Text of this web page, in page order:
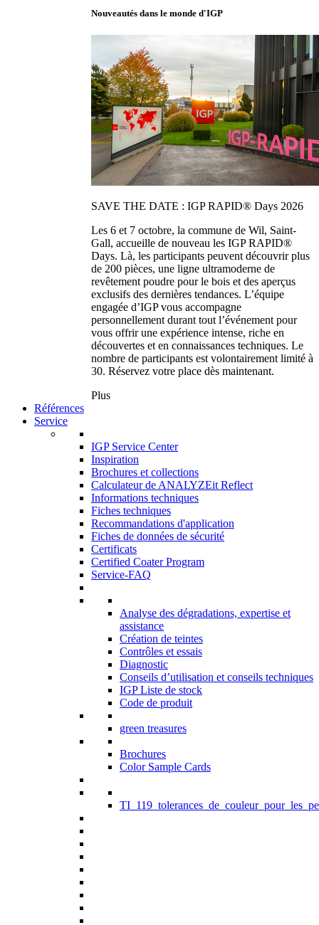
Nouveautés dans le monde d'IGP
SAVE THE DATE : IGP RAPID® Days 2026
Les 6 et 7 octobre, la commune de Wil, Saint-
Gall, accueille de nouveau les IGP RAPID®
Days. Là, les participants peuvent découvrir plus
de 200 pièces, une ligne ultramoderne de
revêtement poudre pour le bois et des aperçus
exclusifs des dernières tendances. L’équipe
engagée d’IGP vous accompagne
personnellement durant tout l’événement pour
vous offrir une expérience intense, riche en
découvertes et en connaissances techniques. Le
nombre de participants est volontairement limité à
30. Réservez votre place dès maintenant.
Plus
Références
Service
IGP Service Center
Inspiration
Brochures et collections
Calculateur de ANALYZEit Reflect
Informations techniques
Fiches techniques
Recommandations d'application
Fiches de données de sécurité
Certificats
Certified Coater Program
Service-FAQ
Analyse des dégradations, expertise et
assistance
Création de teintes
Contrôles et essais
Diagnostic
Conseils d’utilisation et conseils techniques
IGP Liste de stock
Code de produit
green treasures
Brochures
Color Sample Cards